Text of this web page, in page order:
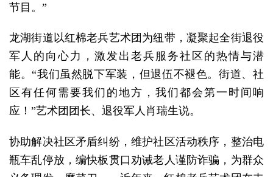
节目。”
龙湖街道以红棉老兵艺术团为纽带，凝聚起全街退役
军人的向心力，激发出老兵服务社区的热情与潜
能。“我们虽然脱下军装，但退伍不褪色。街道、社
区有任何需要我们的地方，我们都会第一时间响
应！”艺术团 团长、退役军人肖瑞生说。
协助解决社区矛盾纠纷，维护社区活动秩序，整治电
瓶车乱停放，编快板贯口劝诫老人谨防诈骗，为群众